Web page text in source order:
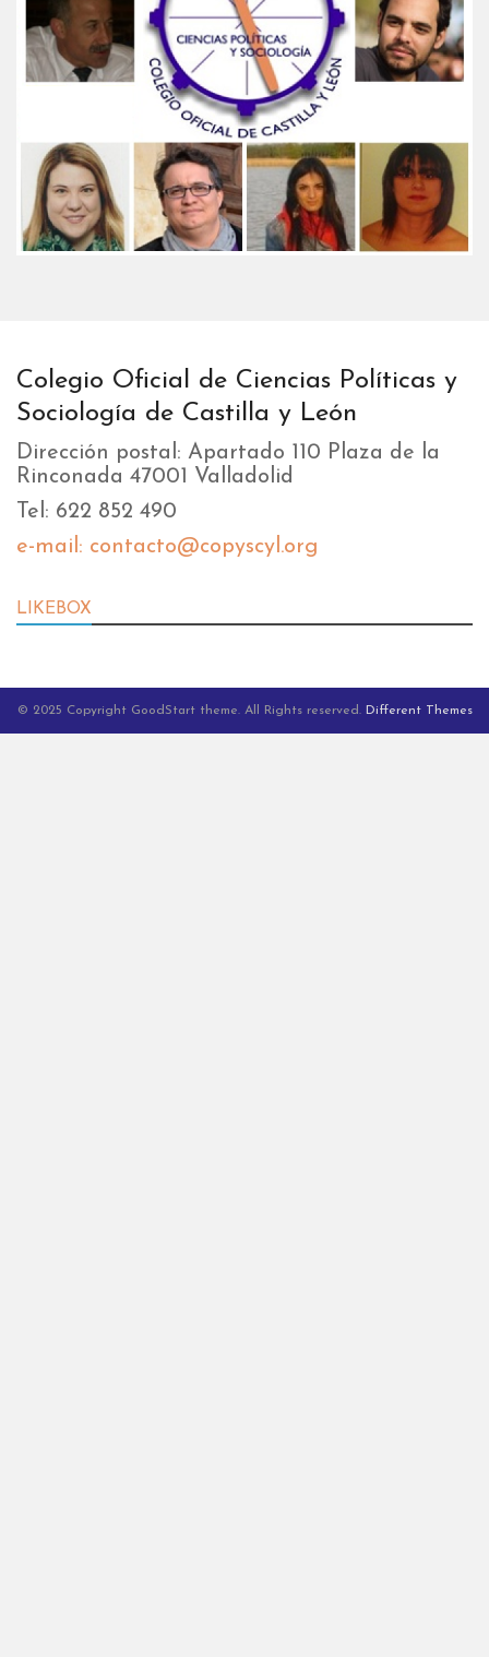
Colegio Oficial de Ciencias Políticas y
Sociología de Castilla y León
Dirección postal: Apartado 110 Plaza de la
Rinconada 47001 Valladolid
Tel: 622 852 490
e-mail: contacto@copyscyl.org
LIKEBOX
© 2025 Copyright GoodStart theme. All Rights reserved. Different Themes